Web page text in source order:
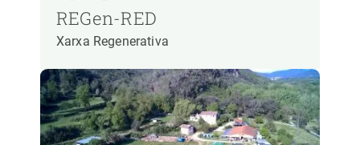
REGen-RED
Xarxa Regenerativa